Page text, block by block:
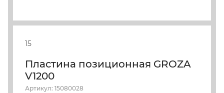
15
Пластина позиционная GROZA
V1200
Артикул: 15080028